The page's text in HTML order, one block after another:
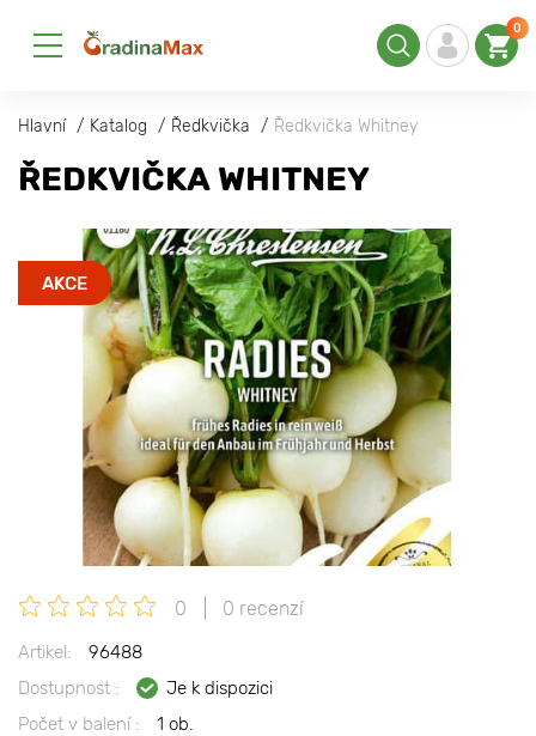
0
Hlavní Katalog Ředkvička Ředkvička Whitney
ŘEDKVIČKA WHITNEY
AKCE
0 0 recenzí
Artikel:
96488
Dostupnost :
Je k dispozici
Počet v balení :
1 ob.